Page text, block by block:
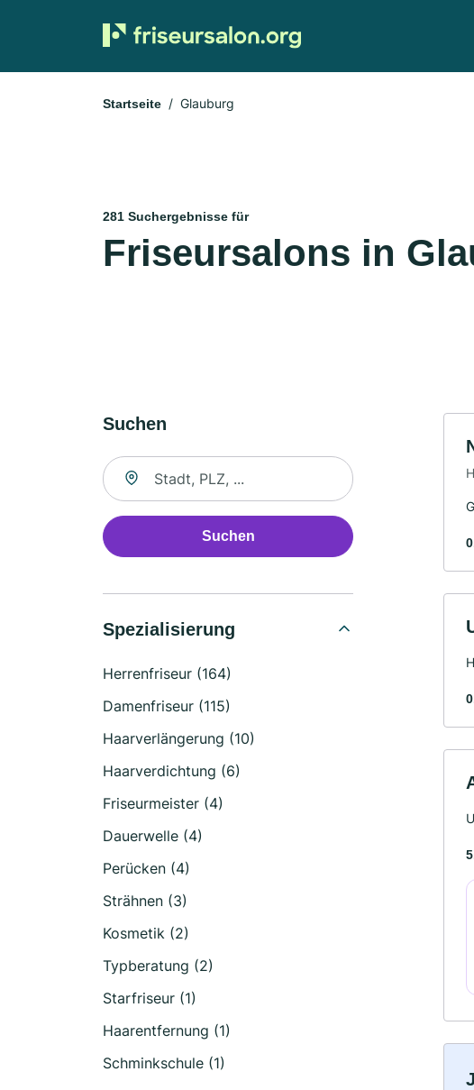
Startseite Glauburg
281 Suchergebnisse für
Friseursalons in
Suchen
Suche nach Ort
Suchen
Spezialisierung
Herrenfriseur (164)
Damenfriseur (115)
Haarverlängerung (10)
Haarverdichtung (6)
Friseurmeister (4)
Dauerwelle (4)
Perücken (4)
Strähnen (3)
Kosmetik (2)
Typberatung (2)
Starfriseur (1)
Haarentfernung (1)
Schminkschule (1)